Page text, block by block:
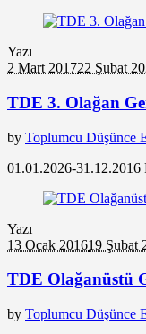
Yazı
2 Mart 201722 Şubat
TDE 3. Olağan
by Toplumcu Düşünce
01.01.2026-31.12.2016
Yazı
13 Ocak 201619 Şubat
TDE Olağanüstü
by Toplumcu Düşünce